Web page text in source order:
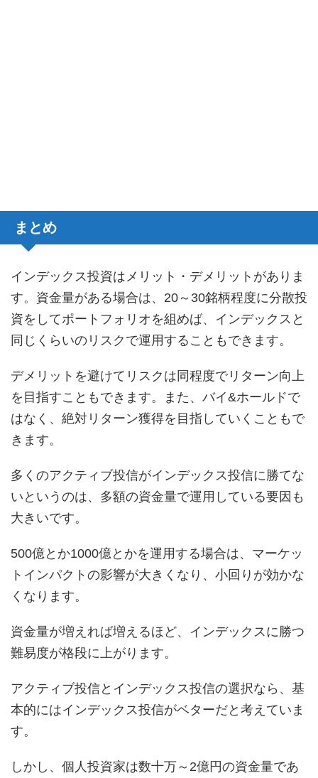
まとめ
インデックス投資はメリット・デメリットがありま
す。資金量がある場合は、20～30銘柄程度に分散投
資をしてポートフォリオを組めば、インデックスと
同じくらいのリスクで運用することもできます。
デメリットを避けてリスクは同程度でリターン向上
を目指すこともできます。また、バイ&ホールドで
はなく、絶対リターン獲得を目指していくこともで
きます。
多くのアクティブ投信がインデックス投信に勝てな
いというのは、多額の資金量で運用している要因も
大きいです。
500億とか1000億とかを運用する場合は、マーケッ
トインパクトの影響が大きくなり、小回りが効かな
くなります。
資金量が増えれば増えるほど、インデックスに勝つ
難易度が格段に上がります。
アクティブ投信とインデックス投信の選択なら、基
本的にはインデックス投信がベターだと考えていま
す。
しかし、個人投資家は数十万～2億円の資金量であ